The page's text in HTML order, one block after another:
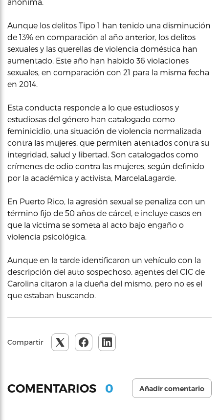
Aunque los delitos Tipo 1 han tenido una disminución
de 13% en comparación al año anterior, los delitos
sexuales y las querellas de violencia doméstica han
aumentado. Este año han habido 36 violaciones
sexuales, en comparación con 21 para la misma fecha
en 2014.
Esta conducta responde a lo que estudiosos y
estudiosas del género han catalogado como
feminicidio, una situación de violencia normalizada
contra las mujeres, que permiten atentados contra su
integridad, salud y libertad. Son catalogados como
crímenes de odio contra las mujeres, según definido
por la académica y activista, MarcelaLagarde.
En Puerto Rico, la agresión sexual se penaliza con un
término fijo de 50 años de cárcel, e incluye casos en
que la víctima se someta al acto bajo engaño o
violencia psicológica.
Aunque en la tarde identificaron un vehículo con la
descripción del auto sospechoso, agentes del CIC de
Carolina citaron a la dueña del mismo, pero no es el
que estaban buscando.
Compartir
COMENTARIOS 0 Añadir comentario